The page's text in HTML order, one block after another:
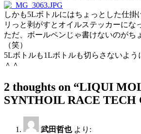
しかも5Lボトルにはちょっとした仕掛
リっと剥がすとオイルステッカーにな
ただ、ボールペンじゃ書けないのがち
（笑）
5Lボトルも1Lボトルも切らさないよう
＾＾
2 thoughts on “LIQUI
SYNTHOIL RACE TECH
武田哲也 より: